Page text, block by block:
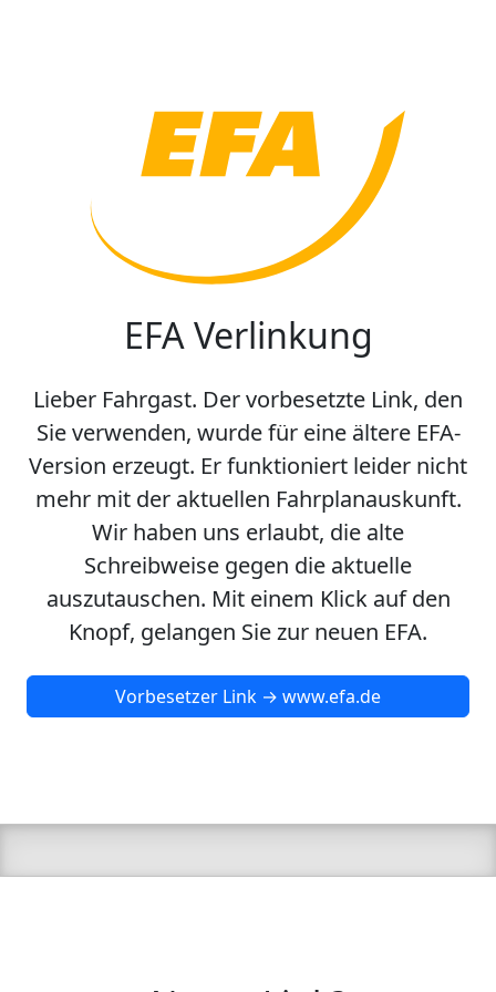
EFA Verlinkung
Lieber Fahrgast. Der vorbesetzte Link, den
Sie verwenden, wurde für eine ältere EFA-
Version erzeugt. Er funktioniert leider nicht
mehr mit der aktuellen Fahrplanauskunft.
Wir haben uns erlaubt, die alte
Schreibweise gegen die aktuelle
auszutauschen. Mit einem Klick auf den
Knopf, gelangen Sie zur neuen EFA.
Vorbesetzer Link → www.efa.de